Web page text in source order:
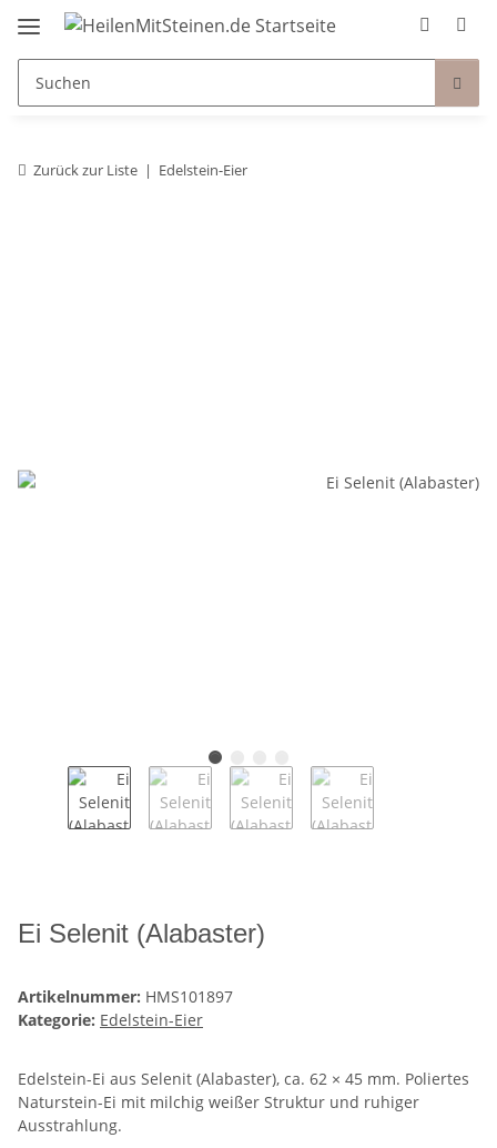
Zurück zur Liste Edelstein-Eier
Ei Selenit (Alabaster)
Artikelnummer: HMS101897
Kategorie: Edelstein-Eier
Edelstein-Ei aus Selenit (Alabaster), ca. 62 × 45 mm. Poliertes
Naturstein-Ei mit milchig weißer Struktur und ruhiger
Ausstrahlung.